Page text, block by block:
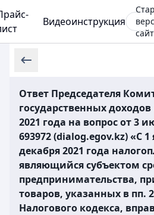
Видеоинструкция
Ответ Председателя
государственных
2021 года на вопрос от 3
693972 (dialog.egov.kz) «С 1
декабря 2021 года
являющийся субъектом
предпринимательства,
товаров, указанных в пп.
Налогового кодекса,